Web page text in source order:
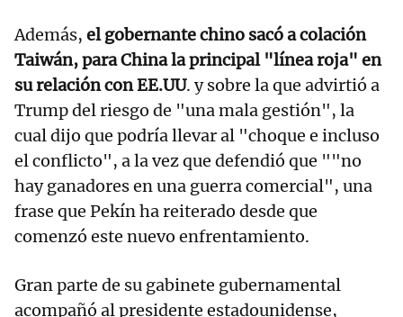
Además, el gobernante chino sacó a colación
Taiwán, para China la principal "línea roja" en
su relación con EE.UU. y sobre la que advirtió a
Trump del riesgo de "una mala gestión", la
cual dijo que podría llevar al "choque e incluso
el conflicto", a la vez que defendió que ""no
hay ganadores en una guerra comercial", una
frase que Pekín ha reiterado desde que
comenzó este nuevo enfrentamiento.
Gran parte de su gabinete gubernamental
acompañó al presidente estadounidense,